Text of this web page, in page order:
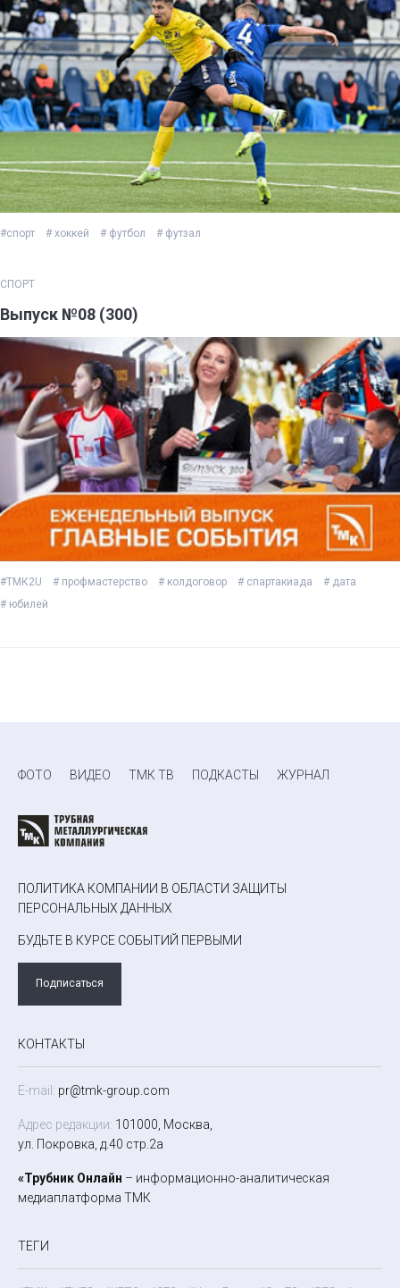
#спорт # хоккей # футбол # футзал
СПОРТ
Выпуск №08 (300)
#ТМК2U # профмастерство # колдоговор # спартакиада
# дата
# юбилей
ФОТО ВИДЕО ТМК ТВ ПОДКАСТЫ ЖУРНАЛ
ПОЛИТИКА КОМПАНИИ В ОБЛАСТИ ЗАЩИТЫ
ПЕРСОНАЛЬНЫХ ДАННЫХ
БУДЬТЕ В КУРСЕ СОБЫТИЙ ПЕРВЫМИ
Подписаться
КОНТАКТЫ
E-mail: pr@tmk-group.com
Адрес редакции: 101000, Москва,
ул. Покровка, д.40 стр.2а
«Трубник Онлайн – информационно-аналитическая
медиаплатформа ТМК
ТЕГИ